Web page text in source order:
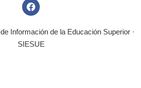
Información de la Educación Superior ·
SIESUE